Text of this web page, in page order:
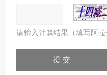
请输入计算结果（填写阿